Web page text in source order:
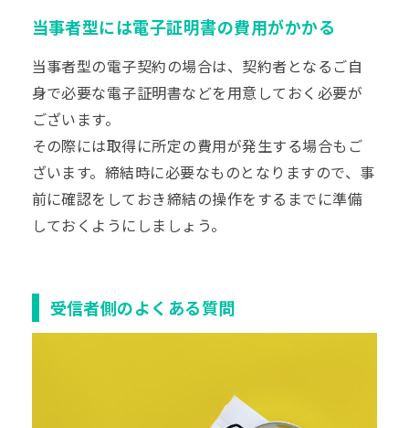
当事者型には電子証明書の費用がかかる
当事者型の電子契約の場合は、契約者となるご自
身で必要な電子証明書などを用意しておく必要が
ございます。
その際には取得に所定の費用が発生する場合もご
ざいます。締結時に必要なものとなりますので、事
前に確認をしておき締結の操作をするまでに準備
しておくようにしましょう。
受信者側のよくある質問